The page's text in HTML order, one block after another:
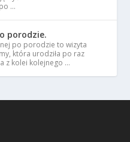
…
porodzie.
po porodzie to wizyta
która urodziła po raz
z kolei kolejnego …